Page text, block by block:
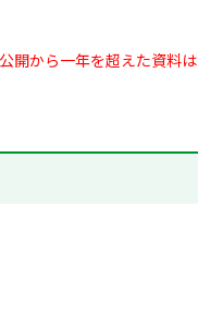
開から一年を超えた資料は